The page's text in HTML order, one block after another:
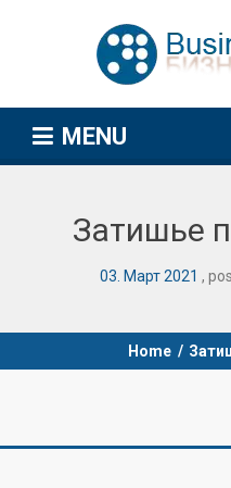
MENU
Затишье
03 Март2021
Home /